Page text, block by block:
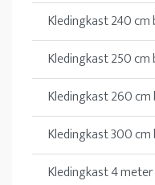
Kledingkast 240 cm
Kledingkast 250 cm
Kledingkast 260 cm
Kledingkast 300 cm
Kledingkast 4